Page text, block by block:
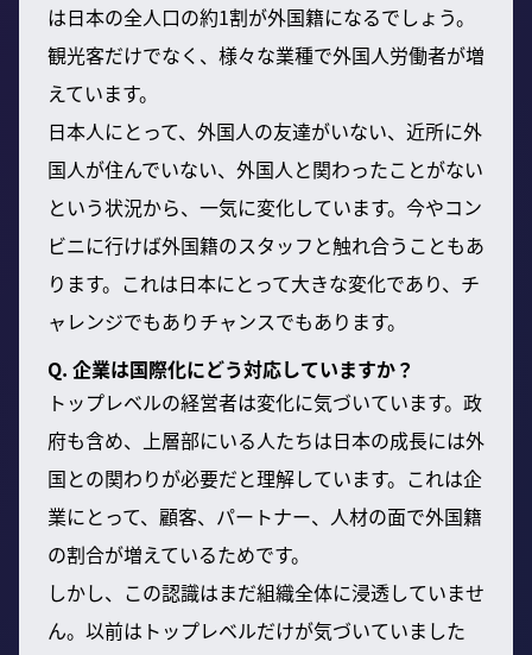
は日本の全人口の約1割が外国籍になるでしょう。
観光客だけでなく、様々な業種で外国人労働者が増
えています。
日本人にとって、外国人の友達がいない、近所に外
国人が住んでいない、外国人と関わったことがない
という状況から、一気に変化しています。今やコン
ビニに行けば外国籍のスタッフと触れ合うこともあ
ります。これは日本にとって大きな変化であり、チ
ャレンジでもありチャンスでもあります。
Q. 企業は国際化にどう対応していますか？
トップレベルの経営者は変化に気づいています。政
府も含め、上層部にいる人たちは日本の成長には外
国との関わりが必要だと理解しています。これは企
業にとって、顧客、パートナー、人材の面で外国籍
の割合が増えているためです。
しかし、この認識はまだ組織全体に浸透していませ
ん。以前はトップレベルだけが気づいていました